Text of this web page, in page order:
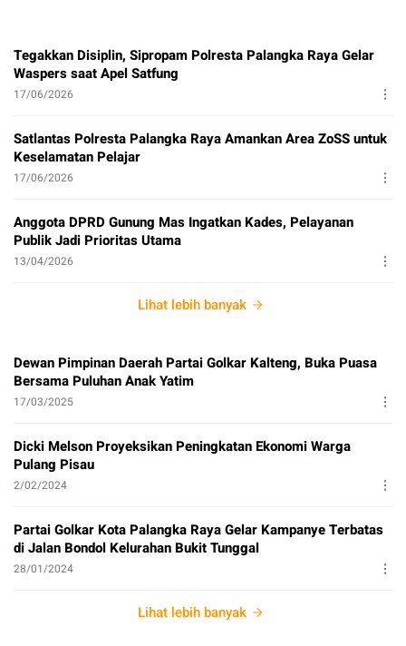
Tegakkan Disiplin, Sipropam Polresta Palangka Raya Gelar
Waspers saat Apel Satfung
17/06/2026
Satlantas Polresta Palangka Raya Amankan Area ZoSS untuk
Keselamatan Pelajar
17/06/2026
Anggota DPRD Gunung Mas Ingatkan Kades, Pelayanan
Publik Jadi Prioritas Utama
13/04/2026
Lihat lebih banyak
Dewan Pimpinan Daerah Partai Golkar Kalteng, Buka Puasa
Bersama Puluhan Anak Yatim
17/03/2025
Dicki Melson Proyeksikan Peningkatan Ekonomi Warga
Pulang Pisau
2/02/2024
Partai Golkar Kota Palangka Raya Gelar Kampanye Terbatas
di Jalan Bondol Kelurahan Bukit Tunggal
28/01/2024
Lihat lebih banyak